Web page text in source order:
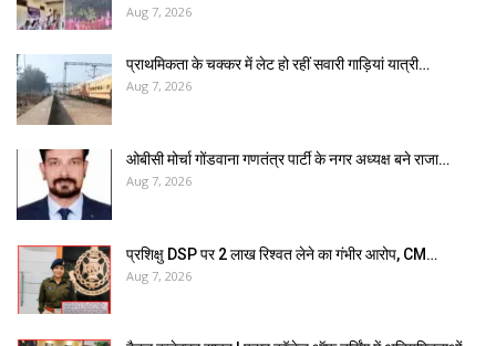
Aug 7, 2026
प्राथमिकता के चक्कर में लेट हो रहीं सवारी गाड़ियां यात्री…
Aug 7, 2026
ओबीसी मोर्चा गोंडवाना गणतंत्र पार्टी के नगर अध्यक्ष बने राजा…
Aug 7, 2026
प्रशिक्षु DSP पर ₹2 लाख रिश्वत लेने का गंभीर आरोप, CM…
Aug 7, 2026